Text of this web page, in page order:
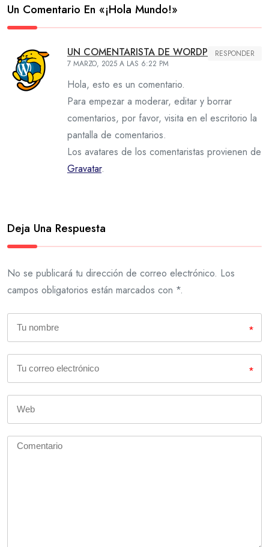
Un Comentario En «¡Hola Mundo!»
UN COMENTARISTA DE WORDPRESS
7 MARZO, 2025 A LAS 6:22 PM
RESPONDER
Hola, esto es un comentario.
Para empezar a moderar, editar y borrar
comentarios, por favor, visita en el escritorio la
pantalla de comentarios.
Los avatares de los comentaristas provienen de
Gravatar.
Deja Una Respuesta
No se publicará tu dirección de correo electrónico. Los
campos obligatorios están marcados con *.
*
*